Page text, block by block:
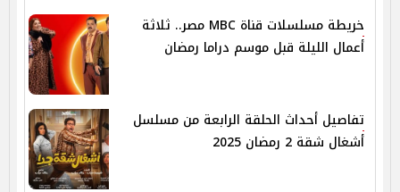
خريطة مسلسلات قناة MBC مصر.. ثلاثة
أعمال الليلة قبل موسم دراما رمضان
تفاصيل أحداث الحلقة الرابعة من مسلسل
أشغال شقة 2 رمضان 2025